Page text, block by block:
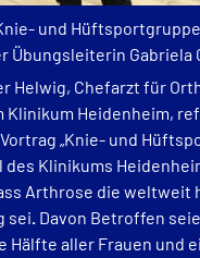
und Hüftsportgruppe
Übungsleiterin Gabriela
Helwig, Chefarzt für
Klinikum Heidenheim,
„Knie- und
des Klinikums
Arthrose die weltweit
sei. Davon Betroffen
Hälfte aller Frauen und